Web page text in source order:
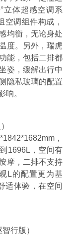
立体超感空调系
调组件构成，
均衡，无论身处
度。另外，瑞虎
能，包括二排都
姿，缓解出行中
隐私玻璃的配置
响。
，
1696L，空间有
摩，二排不支持
L的配置更为基
适体验，在空间
行版）